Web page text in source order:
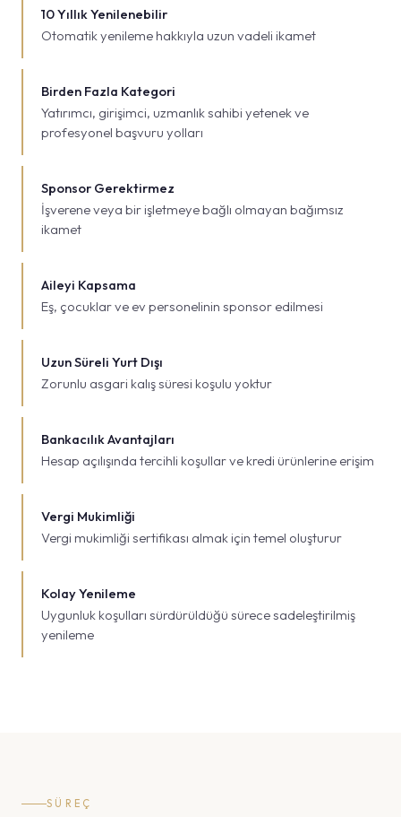
10 Yıllık Yenilenebilir
Otomatik yenileme hakkıyla uzun vadeli ikamet
Birden Fazla Kategori
Yatırımcı, girişimci, uzmanlık sahibi yetenek ve
profesyonel başvuru yolları
Sponsor Gerektirmez
İşverene veya bir işletmeye bağlı olmayan bağımsız
ikamet
Aileyi Kapsama
Eş, çocuklar ve ev personelinin sponsor edilmesi
Uzun Süreli Yurt Dışı
Zorunlu asgari kalış süresi koşulu yoktur
Bankacılık Avantajları
Hesap açılışında tercihli koşullar ve kredi ürünlerine erişim
Vergi Mukimliği
Vergi mukimliği sertifikası almak için temel oluşturur
Kolay Yenileme
Uygunluk koşulları sürdürüldüğü sürece sadeleştirilmiş
yenileme
SÜREÇ